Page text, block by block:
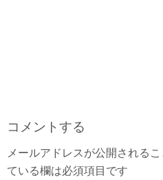
コメントする
メールアドレスが公開されるこ
ている欄は必須項目です